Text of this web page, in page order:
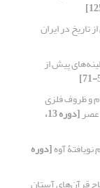
در ایران
پیش از
و ظروف فلزی
عصر [دوره 13،
آوه[دوره
قرآن‌های آستان